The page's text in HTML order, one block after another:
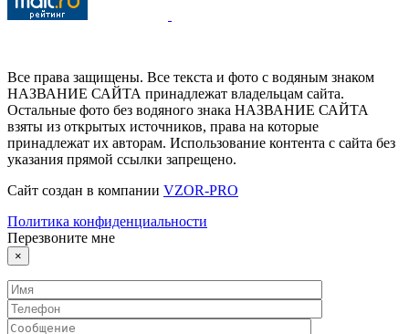
Все права защищены. Все текста и фото с водяным знаком
НАЗВАНИЕ САЙТА принадлежат владельцам сайта.
Остальные фото без водяного знака НАЗВАНИЕ САЙТА
взяты из открытых источников, права на которые
принадлежат их авторам. Использование контента с сайта без
указания прямой ссылки запрещено.
Сайт создан в компании VZOR-PRO
Политика конфиденциальности
Перезвоните мне
×